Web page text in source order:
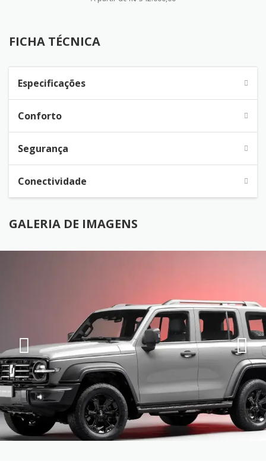
FICHA TÉCNICA
Especificações
Conforto
Segurança
Conectividade
GALERIA DE IMAGENS